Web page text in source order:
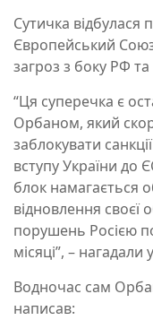
Сутичка відбулася
Європейський
загроз з боку РФ та
“Ця суперечка є
Орбаном, який
заблокувати
вступу України до
блок намагається
відновлення своєї
порушень Росією
місяці”, –
Водночас сам
написав: